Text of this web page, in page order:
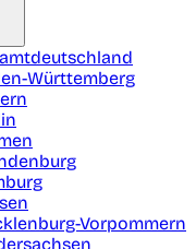
Württemberg
Vorpommern